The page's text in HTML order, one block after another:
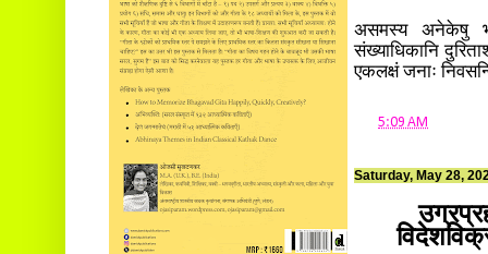
असमस्य अनेकेषु
संख्याधिकानि
एकलक्षं जनाः
5:09 AM
Saturday, May 28,